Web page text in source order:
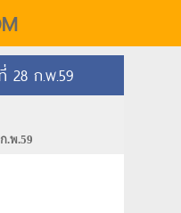
28 ก.พ.59
.พ.59